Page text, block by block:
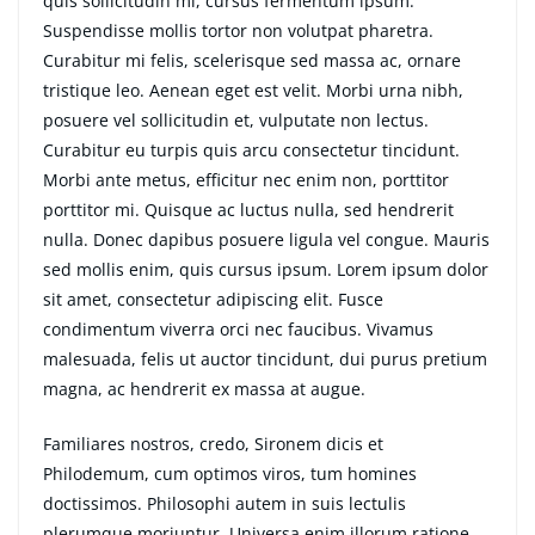
Suspendisse mollis tortor non volutpat pharetra.
Curabitur mi felis, scelerisque sed massa ac, ornare
tristique leo. Aenean eget est velit. Morbi urna nibh,
posuere vel sollicitudin et, vulputate non lectus.
Curabitur eu turpis quis arcu consectetur tincidunt.
Morbi ante metus, efficitur nec enim non, porttitor
porttitor mi. Quisque ac luctus nulla, sed hendrerit
nulla. Donec dapibus posuere ligula vel congue. Mauris
sed mollis enim, quis cursus ipsum. Lorem ipsum dolor
sit amet, consectetur adipiscing elit. Fusce
condimentum viverra orci nec faucibus. Vivamus
malesuada, felis ut auctor tincidunt, dui purus pretium
magna, ac hendrerit ex massa at augue.
Familiares nostros, credo, Sironem dicis et
Philodemum, cum optimos viros, tum homines
doctissimos. Philosophi autem in suis lectulis